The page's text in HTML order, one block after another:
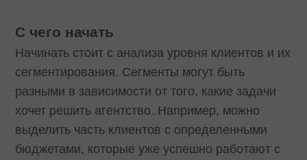
С чего начать
Начинать стоит с анализа уровня клиентов и их
сегментирования. Сегменты могут быть
разными в зависимости от того, какие задачи
хочет решить агентство. Например, можно
выделить часть клиентов с определенными
бюджетами, которые уже успешно работают с